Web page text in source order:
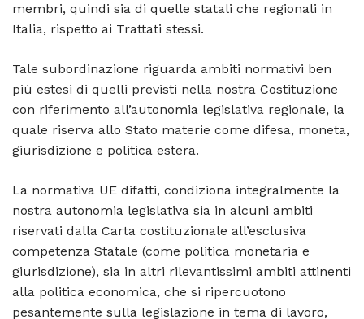
membri, quindi sia di quelle statali che regionali in
Italia, rispetto ai Trattati stessi.
Tale subordinazione riguarda ambiti normativi ben
più estesi di quelli previsti nella nostra Costituzione
con riferimento all’autonomia legislativa regionale, la
quale riserva allo Stato materie come difesa, moneta,
giurisdizione e politica estera.
La normativa UE difatti, condiziona integralmente la
nostra autonomia legislativa sia in alcuni ambiti
riservati dalla Carta costituzionale all’esclusiva
competenza Statale (come politica monetaria e
giurisdizione), sia in altri rilevantissimi ambiti attinenti
alla politica economica, che si ripercuotono
pesantemente sulla legislazione in tema di lavoro,